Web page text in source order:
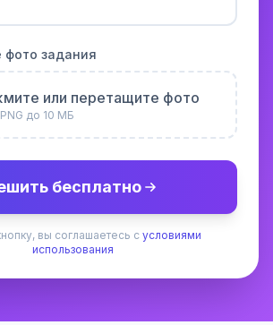
фото задания
или перетащите фото
до 10 МБ
бесплатно
вы соглашаетесь с условиями
использования